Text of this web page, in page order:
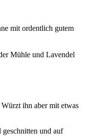
mit ordentlich gutem
Mühle und Lavendel
ihn aber mit etwas
und auf